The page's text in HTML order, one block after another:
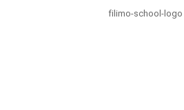
filimo-school-logo